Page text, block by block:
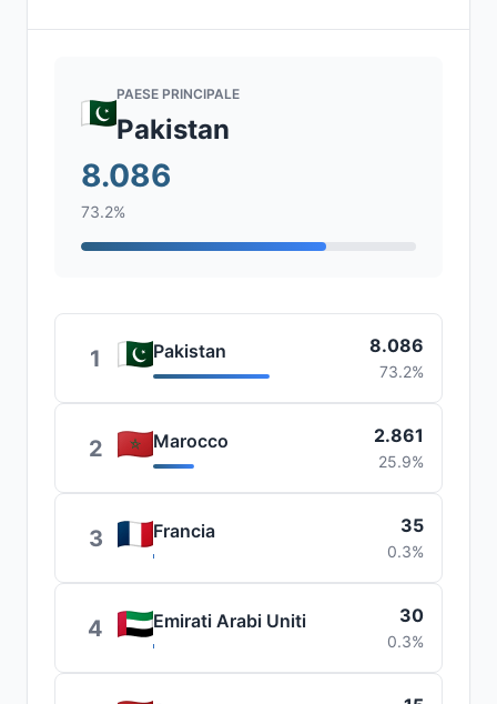
PAESE PRINCIPALE
Pakistan
8.086
73.2%
1 Pakistan 8.086
73.2%
2 Marocco 2.861
25.9%
3 Francia 35
0.3%
4 Emirati Arabi Uniti 30
0.3%